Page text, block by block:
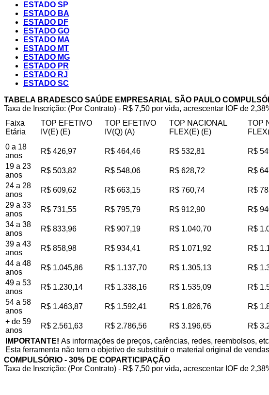
ESTADO SP
ESTADO BA
ESTADO DF
ESTADO GO
ESTADO MA
ESTADO MT
ESTADO MG
ESTADO PR
ESTADO RJ
ESTADO SC
TABELA BRADESCO SAÚDE EMPRESARIAL SÃO PAULO
Taxa de Inscrição: (Por Contrato) - R$ 7,50 por vida, acrescentar IOF de
Faixa
Etária
TOP EFETIVO
IV(E) (E)
TOP EFETIVO
IV(Q) (A)
TOP NACIONAL
FLEX(E) (E)
TOP
0 a 18
anos
R$ 426,97 R$ 464,46 R$ 532,81 R$
19 a 23
anos
R$ 503,82 R$ 548,06 R$ 628,72 R$
24 a 28
anos
R$ 609,62 R$ 663,15 R$ 760,74 R$
29 a 33
anos
R$ 731,55 R$ 795,79 R$ 912,90 R$
34 a 38
anos
R$ 833,96 R$ 907,19 R$ 1.040,70 R$
39 a 43
anos
R$ 858,98 R$ 934,41 R$ 1.071,92 R$
44 a 48
anos
R$ 1.045,86 R$ 1.137,70 R$ 1.305,13 R$
49 a 53
anos
R$ 1.230,14 R$ 1.338,16 R$ 1.535,09 R$
54 a 58
anos
R$ 1.463,87 R$ 1.592,41 R$ 1.826,76 R$
+ de 59
anos
R$ 2.561,63 R$ 2.786,56 R$ 3.196,65 R$
IMPORTANTE! As informações de preços, carências, redes, reembolsos,
Esta ferramenta não tem o objetivo de substituir o material original de
COMPULSÓRIO - 30% DE COPARTICIPAÇÃO
Taxa de Inscrição: (Por Contrato) - R$ 7,50 por vida, acrescentar IOF de